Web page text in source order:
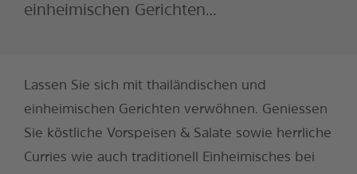
einheimischen Gerichten…
Lassen Sie sich mit thailändischen und
einheimischen Gerichten verwöhnen. Geniessen
Sie köstliche Vorspeisen & Salate sowie herrliche
Curries wie auch traditionell Einheimisches bei